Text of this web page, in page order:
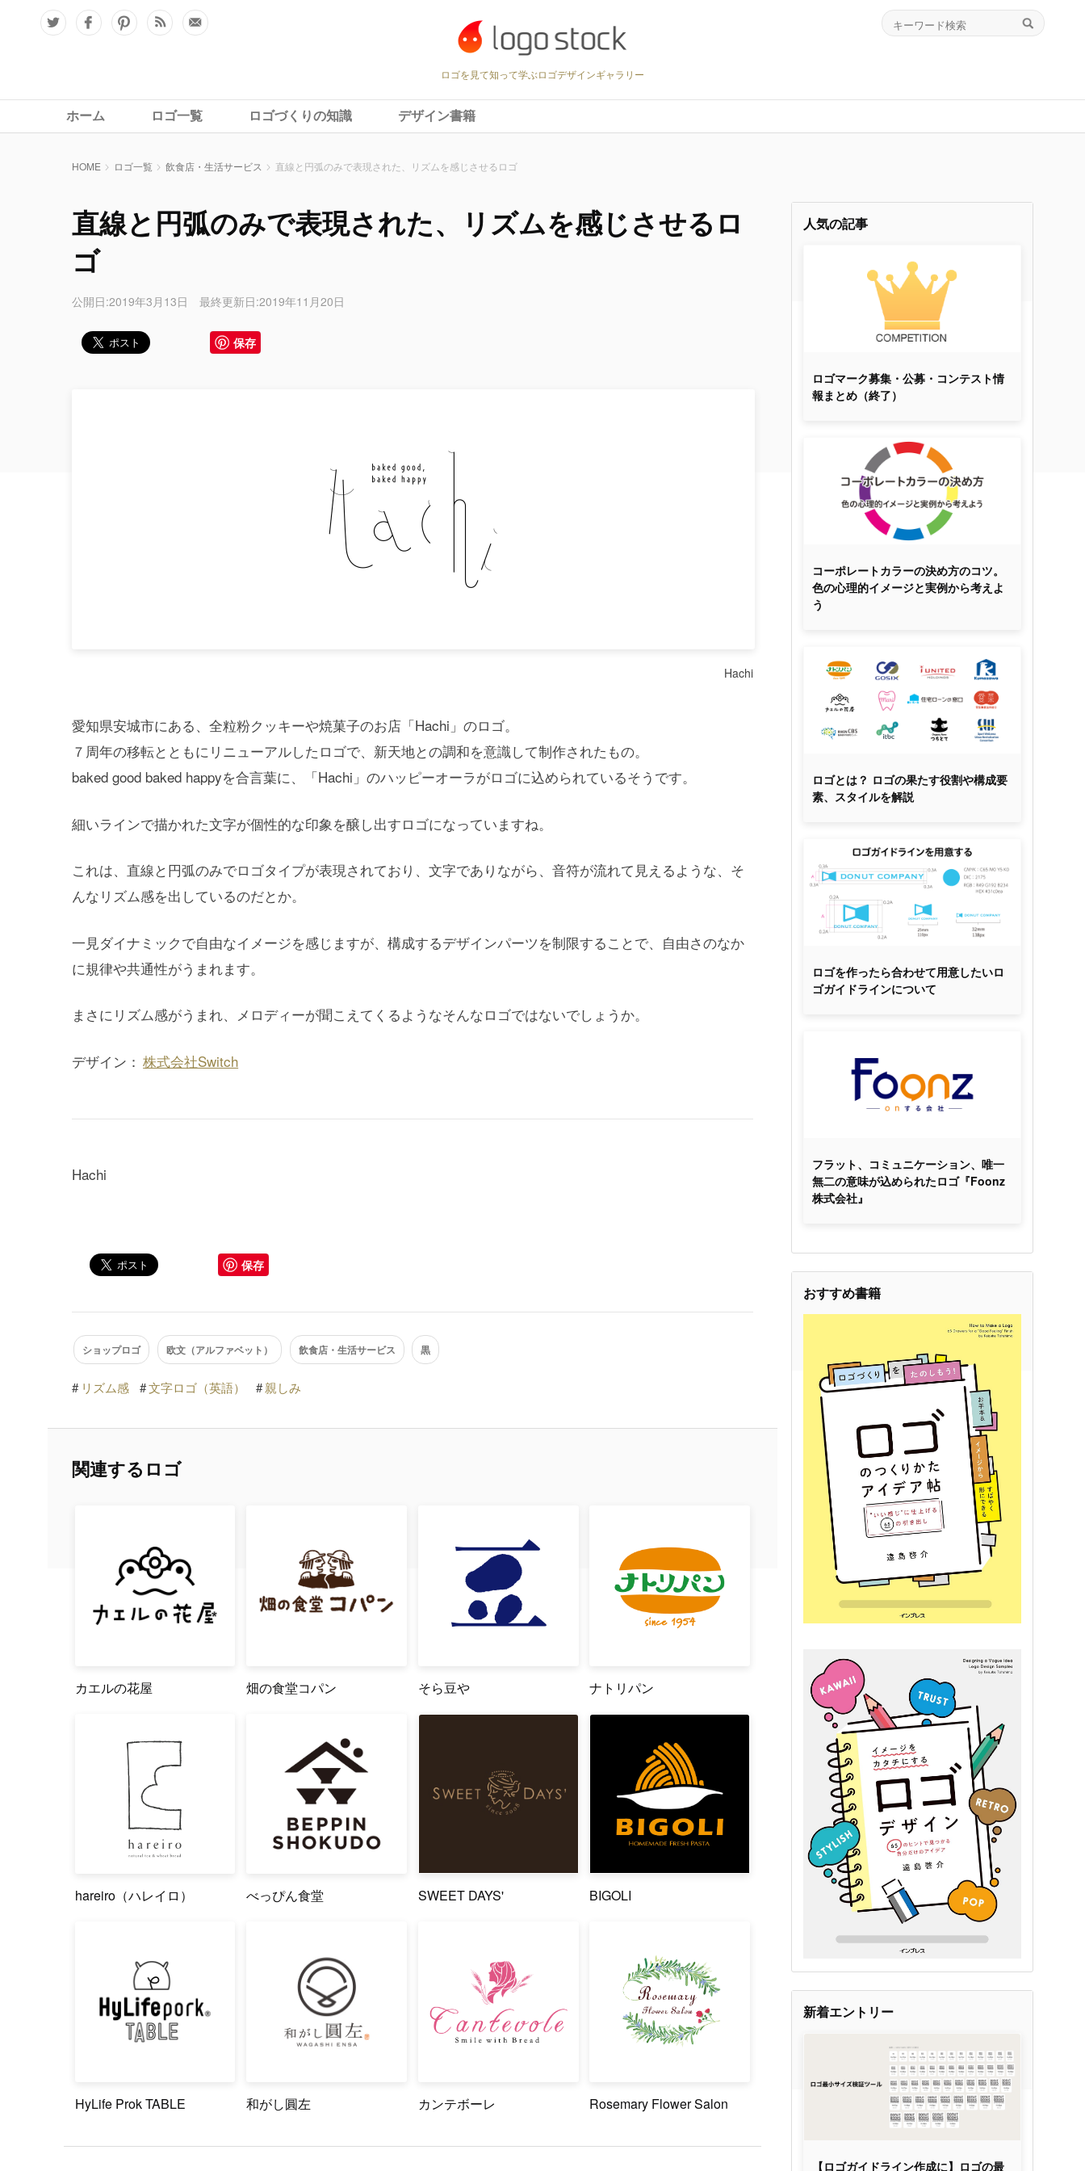
ロゴを見て知って学ぶロゴデザインギャラリー
ホーム ロゴ一覧 ロゴづくりの知識 デザイン書籍
HOME ロゴ一覧 飲食店・生活サービス 直線と円弧のみで表現された、リズムを感じさせるロゴ
直線と円弧のみで表現された、リズムを感じさせるロ
ゴ
公開日:2019年3月13日 最終更新日:2019年11月20日
保存
Hachi
愛知県安城市にある、全粒粉クッキーや焼菓子のお店「Hachi」のロゴ。
７周年の移転とともにリニューアルしたロゴで、新天地との調和を意識して制作されたもの。
baked good baked happyを合言葉に、「Hachi」のハッピーオーラがロゴに込められているそうです。
細いラインで描かれた文字が個性的な印象を醸し出すロゴになっていますね。
これは、直線と円弧のみでロゴタイプが表現されており、文字でありながら、音符が流れて見えるような、そ
んなリズム感を出しているのだとか。
一見ダイナミックで自由なイメージを感じますが、構成するデザインパーツを制限することで、自由さのなか
に規律や共通性がうまれます。
まさにリズム感がうまれ、メロディーが聞こえてくるようなそんなロゴではないでしょうか。
デザイン： 株式会社Switch
Hachi
保存
ショップロゴ 欧文（アルファベット） 飲食店・生活サービス 黒
# リズム感 #文字ロゴ（英語） # 親しみ
関連するロゴ
カエルの花屋 畑の食堂コパン そら豆や ナトリパン
hareiro（ハレイロ） べっぴん食堂 SWEET DAYS' BIGOLI
HyLife Prok TABLE 和がし圓左 カンテボーレ Rosemary Flower Salon
人気の記事
ロゴマーク募集・公募・コンテスト情
報まとめ（終了）
コーポレートカラーの決め方のコツ。
色の心理的イメージと実例から考えよ
う
ロゴとは？ ロゴの果たす役割や構成要
素、スタイルを解説
ロゴを作ったら合わせて用意したいロ
ゴガイドラインについて
フラット、コミュニケーション、唯一
無二の意味が込められたロゴ『Foonz
株式会社』
おすすめ書籍
新着エントリー
【ロゴガイドライン作成に】ロゴの最